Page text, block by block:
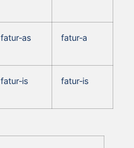
fatur‑as fatur‑a
fatur‑is fatur‑is